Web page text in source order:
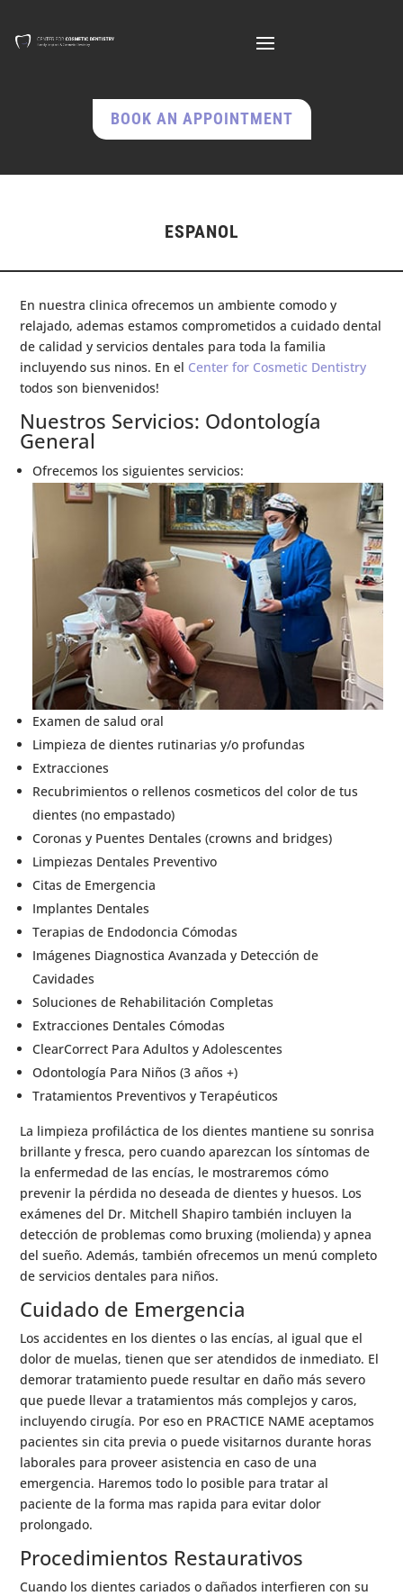
BOOK AN APPOINTMENT
ESPANOL
En nuestra clinica ofrecemos un ambiente comodo y
relajado, ademas estamos comprometidos a cuidado dental
de calidad y servicios dentales para toda la familia
incluyendo sus ninos. En el Center for Cosmetic Dentistry
todos son bienvenidos!
Nuestros Servicios: Odontología
General
Ofrecemos los siguientes servicios:
Examen de salud oral
Limpieza de dientes rutinarias y/o profundas
Extracciones
Recubrimientos o rellenos cosmeticos del color de tus
dientes (no empastado)
Coronas y Puentes Dentales (crowns and bridges)
Limpiezas Dentales Preventivo
Citas de Emergencia
Implantes Dentales
Terapias de Endodoncia Cómodas
Imágenes Diagnostica Avanzada y Detección de
Cavidades
Soluciones de Rehabilitación Completas
Extracciones Dentales Cómodas
ClearCorrect Para Adultos y Adolescentes
Odontología Para Niños (3 años +)
Tratamientos Preventivos y Terapéuticos
La limpieza profiláctica de los dientes mantiene su sonrisa
brillante y fresca, pero cuando aparezcan los síntomas de
la enfermedad de las encías, le mostraremos cómo
prevenir la pérdida no deseada de dientes y huesos. Los
exámenes del Dr. Mitchell Shapiro también incluyen la
detección de problemas como bruxing (molienda) y apnea
del sueño. Además, también ofrecemos un menú completo
de servicios dentales para niños.
Cuidado de Emergencia
Los accidentes en los dientes o las encías, al igual que el
dolor de muelas, tienen que ser atendidos de inmediato. El
demorar tratamiento puede resultar en daño más severo
que puede llevar a tratamientos más complejos y caros,
incluyendo cirugía. Por eso en PRACTICE NAME aceptamos
pacientes sin cita previa o puede visitarnos durante horas
laborales para proveer asistencia en caso de una
emergencia. Haremos todo lo posible para tratar al
paciente de la forma mas rapida para evitar dolor
prolongado.
Procedimientos Restaurativos
Cuando los dientes cariados o dañados interfieren con su